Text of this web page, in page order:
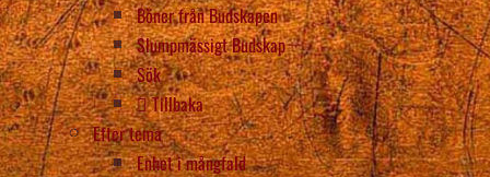
Böner från Budskapen
Slumpmässigt Budskap
Sök
Tillbaka
Efter tema
Enhet i mångfald